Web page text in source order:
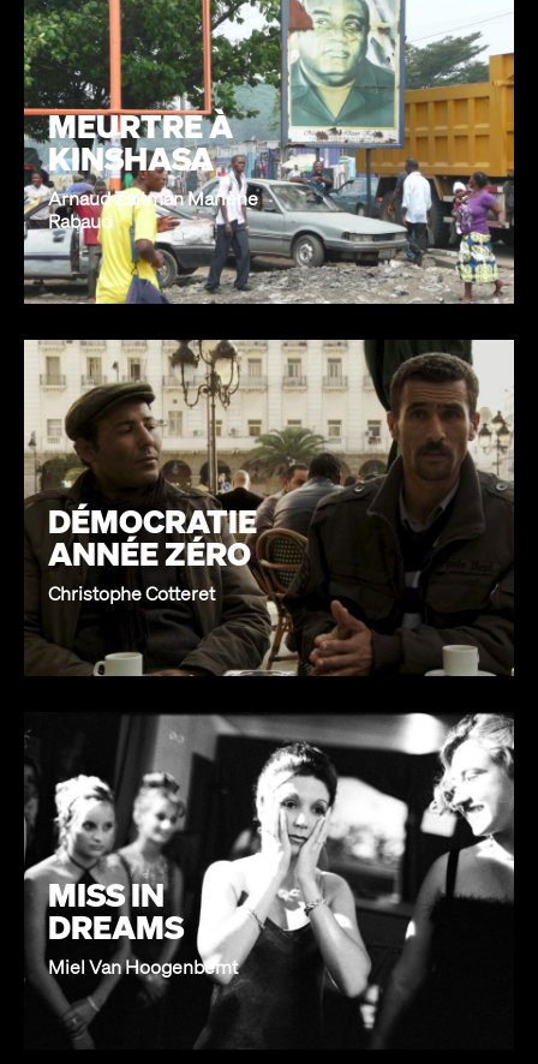
MEURTRE À
KINSHASA
Arnaud Zajtman Marlène
Rabaud
DÉMOCRATIE
ANNÉE ZÉRO
Christophe Cotteret
MISS IN
DREAMS
Miel Van Hoogenbemt